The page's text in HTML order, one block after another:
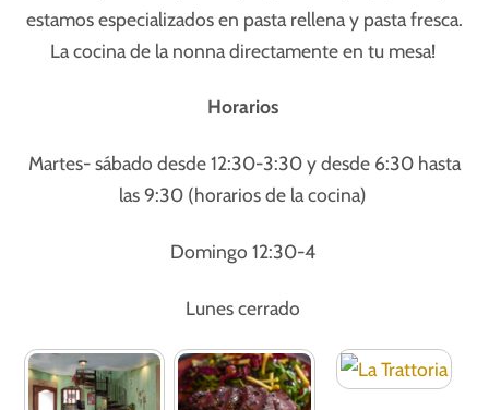
estamos especializados en pasta rellena y pasta fresca.
La cocina de la nonna directamente en tu mesa!
Horarios
Martes- sábado desde 12:30-3:30 y desde 6:30 hasta
las 9:30 (horarios de la cocina)
Domingo 12:30-4
Lunes cerrado